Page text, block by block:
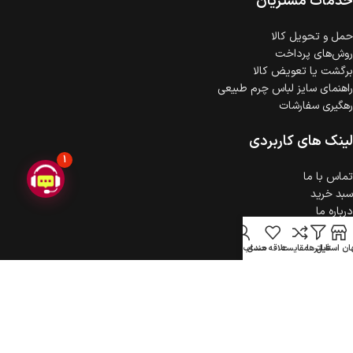
حمل‌ و تحویل کالا
روش‌های پرداخت
برگشت یا تعویض کالا
راهنمای سایز لباس چرم طبیعی
رهگیری سفارشات
لینک های کاربردی
تماس با ما
سبد خرید
درباره ما
حریم خصوصی
ثبت شکایت
استایل
فیلترهامقایسهعلاقه مندیحساب کاربری
1